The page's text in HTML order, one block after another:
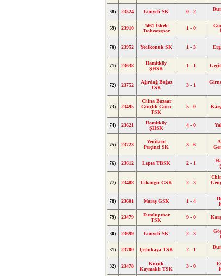
68) 23524 Gönyeli SK 0 - 2
69) 23910
1461 İskele
Trabzonspor
1 - 0
70) 23952 Yedikonuk SK 1 - 3
71) 23638
Hamitköy
ŞHSK
1 - 1
72) 23752
Ağırdağ Boğaz
TSK
3 - 1
73) 23495
China Bazaar
Gençlik Gücü
TSK
5 - 0
74) 23621
Hamitköy
ŞHSK
4 - 0
75) 23723
Yenikent
Perçinci SK
3 - 6
76) 23612 Lapta TBSK 2 - 1
77) 23488 Cihangir GSK 2 - 3
78) 23601 Maraş GSK 1 - 4
79) 23479
Dumlupınar
TSK
9 - 0
80) 23699 Gönyeli SK 2 - 3
81) 23700 Çetinkaya TSK 2 - 1
82) 23478
Küçük
Kaymaklı TSK
3 - 0